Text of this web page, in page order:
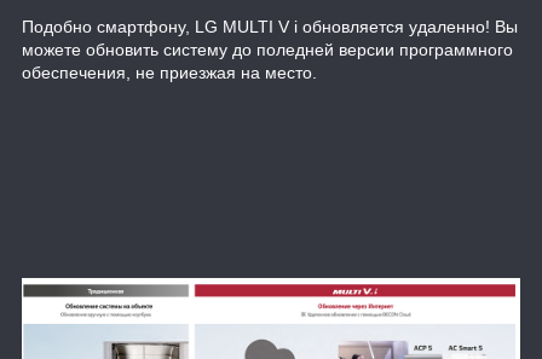
Подобно смартфону, LG MULTI V i обновляется удаленно! Вы
можете обновить систему до поледней версии программного
обеспечения, не приезжая на место.